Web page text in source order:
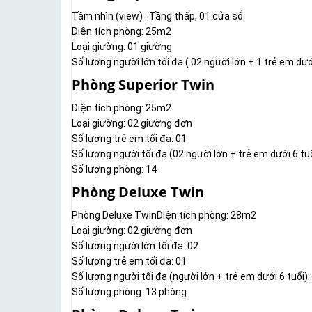
Tầm nhìn (view) : Tầng thấp, 01 cửa sổ
Diện tích phòng: 25m2
Loại giường: 01 giường
Số lượng người lớn tối đa ( 02 người lớn + 1 trẻ em
Phòng Superior Twin
Diện tích phòng: 25m2
Loại giường: 02 giường đơn
Số lượng trẻ em tối đa: 01
Số lượng người tối đa (02 người lớn + trẻ em dưới 6
Số lượng phòng: 14
Phòng Deluxe Twin
Phòng Deluxe TwinDiện tích phòng: 28m2
Loại giường: 02 giường đơn
Số lượng người lớn tối đa: 02
Số lượng trẻ em tối đa: 01
Số lượng người tối đa (người lớn + trẻ em dưới 6 tuổi):
Số lượng phòng: 13 phòng